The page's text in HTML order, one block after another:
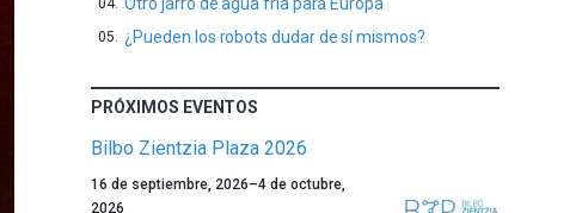
¿Pueden los robots dudar de sí mismos?
PRÓXIMOS EVENTOS
Bilbo Zientzia Plaza 2026
Un
año
16 de septiembre, 2026–4 de octubre,
2026